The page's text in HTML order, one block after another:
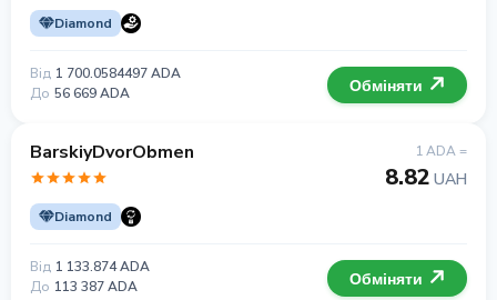
Diamond
Від 1 700.0584497 ADA
До 56 669 ADA Обміняти
BarskiyDvorObmen
Diamond
1 ADA =
8.82 UAH
Від 1 133.874 ADA
До 113 387 ADA Обміняти